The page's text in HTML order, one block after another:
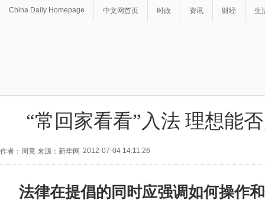
China Daily Homepage 中文网首页 时政 资讯 财经 生
“常回家看看”入法 理想能
作者：周竟 来源：新华网 2012-07-04 14:11:26
法律在提倡的同时应强调如何操作